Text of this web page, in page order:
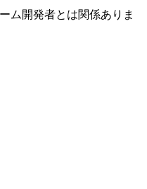
ム開発者とは関係ありま